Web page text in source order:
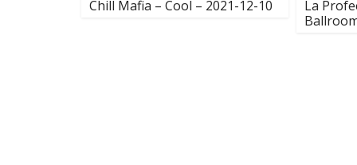
Chill Mafia – Cool – 2021-12-10
La